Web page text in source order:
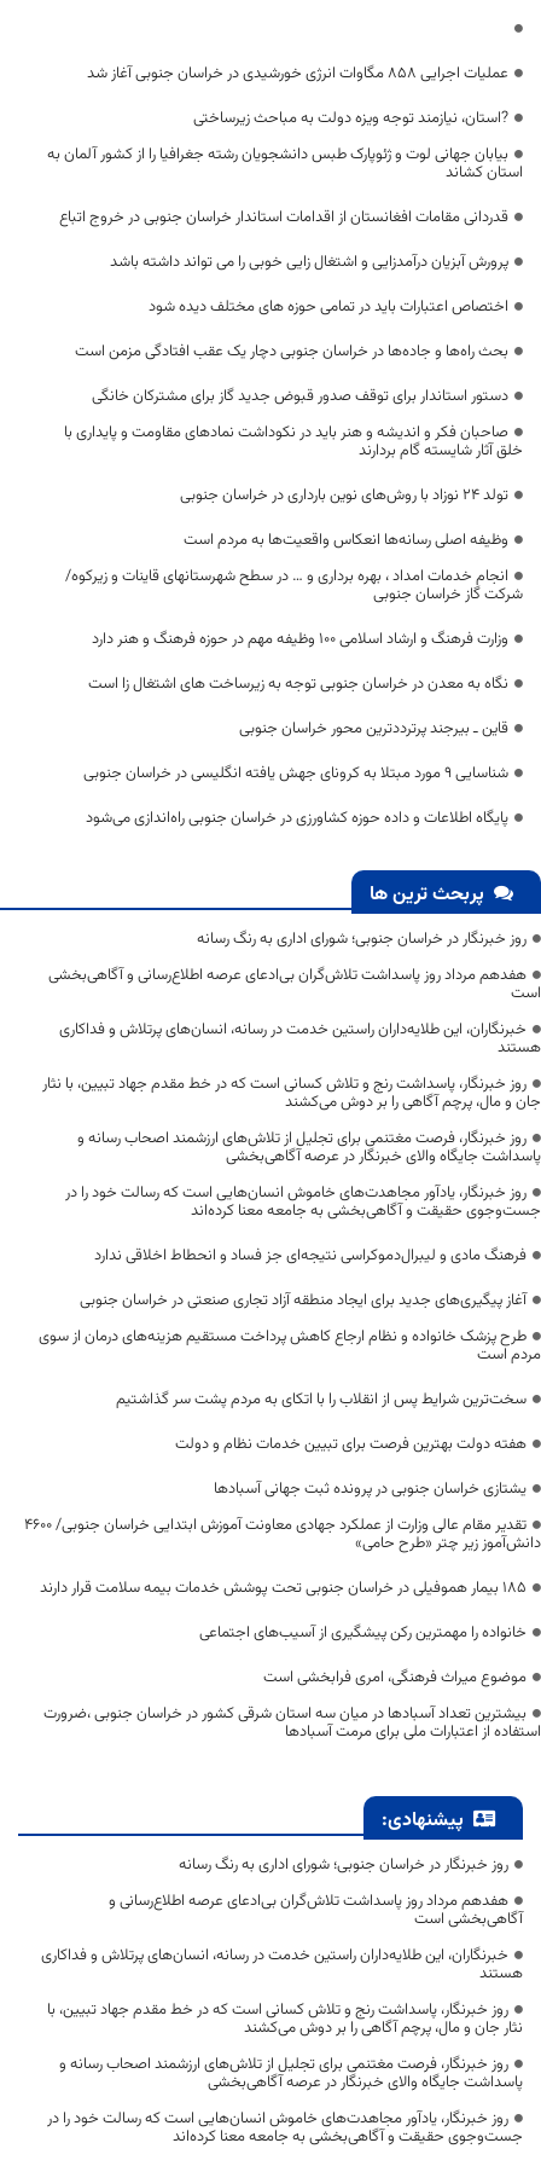
عملیات اجرایی ۸۵۸ مگاوات انرژی خورشیدی در خراسان جنوبی آغاز شد
?استان، نیازمند توجه ویزه دولت به مباحث زیرساختی
بیابان جهانی لوت و ژئوپارک طبس دانشجویان رشته جغرافیا را از کشور آلمان به
استان کشاند
قدردانی مقامات افغانستان از اقدامات استاندار خراسان جنوبی در خروج اتباع
پرورش آبزیان درآمدزایی و اشتغال زایی خوبی را می تواند داشته باشد
اختصاص اعتبارات باید در تمامی حوزه های مختلف دیده شود
بحث راه‌ها و جاده‌ها در خراسان جنوبی دچار یک عقب افتادگی مزمن است
دستور استاندار برای توقف صدور قبوض جدید گاز برای مشترکان خانگی
صاحبان فکر و اندیشه و هنر باید در نکوداشت نمادهای مقاومت و پایداری با
خلق آثار شایسته گام بردارند
تولد ۲۴ نوزاد با روش‌های نوین بارداری در خراسان جنوبی
وظیفه اصلی رسانه‌ها انعکاس واقعیت‌ها به مردم است
انجام خدمات امداد ، بهره برداری و … در سطح شهرستانهای قاینات و زیرکوه/
شرکت گاز خراسان جنوبی
وزارت فرهنگ و ارشاد اسلامی 100 وظیفه مهم در حوزه فرهنگ و هنر دارد
نگاه به معدن در خراسان جنوبی توجه به زیرساخت های اشتغال زا است
قاین ـ بیرجند پرترددترین محور خراسان جنوبی
شناسایی ۹ مورد مبتلا به کرونای جهش یافته انگلیسی در خراسان جنوبی
پایگاه اطلاعات و داده حوزه کشاورزی در خراسان جنوبی راه‌اندازی می‌شود
پربحث ترین ها
روز خبرنگار در خراسان جنوبی؛ شورای اداری به رنگ رسانه
هفدهم مرداد روز پاسداشت تلاش‌گران بی‌ادعای عرصه اطلاع‌رسانی و آگاهی‌بخشی
است
خبرنگاران، این طلایه‌داران راستین خدمت در رسانه، انسان‌های پرتلاش و فداکاری
هستند
روز خبرنگار، پاسداشت رنج و تلاش کسانی است که در خط مقدم جهاد تبیین، با نثار
جان و مال، پرچم آگاهی را بر دوش می‌کشند
روز خبرنگار، فرصت مغتنمی برای تجلیل از تلاش‌های ارزشمند اصحاب رسانه و
پاسداشت جایگاه والای خبرنگار در عرصه آگاهی‌بخشی
روز خبرنگار، یادآور مجاهدت‌های خاموش انسان‌هایی است که رسالت خود را در
جست‌وجوی حقیقت و آگاهی‌بخشی به جامعه معنا کرده‌اند
فرهنگ مادی و لیبرال‌دموکراسی نتیجه‌ای جز فساد و انحطاط اخلاقی ندارد
آغاز پیگیری‌های جدید برای ایجاد منطقه آزاد تجاری صنعتی در خراسان جنوبی
طرح پزشک خانواده و نظام ارجاع کاهش پرداخت مستقیم هزینه‌های درمان از سوی
مردم است
سخت‌ترین شرایط پس از انقلاب را با اتکای به مردم پشت سر گذاشتیم
هفته دولت بهترین فرصت برای تبیین خدمات نظام و دولت
یشتازی خراسان جنوبی در پرونده ثبت جهانی آسبادها
تقدیر مقام عالی وزارت از عملکرد جهادی معاونت آموزش ابتدایی خراسان جنوبی/ ۴۶۰۰
دانش‌آموز زیر چتر «طرح حامی»
۱۸۵ بیمار هموفیلی در خراسان جنوبی تحت پوشش خدمات بیمه سلامت قرار دارند
خانواده را مهمترین رکن پیشگیری از آسیب‌های اجتماعی
موضوع میراث فرهنگی، امری فرابخشی است
بیشترین تعداد آسبادها در میان سه استان شرقی کشور در خراسان جنوبی ،ضرورت
استفاده از اعتبارات ملی برای مرمت آسبادها
پیشنهادی:
روز خبرنگار در خراسان جنوبی؛ شورای اداری به رنگ رسانه
هفدهم مرداد روز پاسداشت تلاش‌گران بی‌ادعای عرصه اطلاع‌رسانی و
آگاهی‌بخشی است
خبرنگاران، این طلایه‌داران راستین خدمت در رسانه، انسان‌های پرتلاش و فداکاری
هستند
روز خبرنگار، پاسداشت رنج و تلاش کسانی است که در خط مقدم جهاد تبیین، با
نثار جان و مال، پرچم آگاهی را بر دوش می‌کشند
روز خبرنگار، فرصت مغتنمی برای تجلیل از تلاش‌های ارزشمند اصحاب رسانه و
پاسداشت جایگاه والای خبرنگار در عرصه آگاهی‌بخشی
روز خبرنگار، یادآور مجاهدت‌های خاموش انسان‌هایی است که رسالت خود را در
جست‌وجوی حقیقت و آگاهی‌بخشی به جامعه معنا کرده‌اند